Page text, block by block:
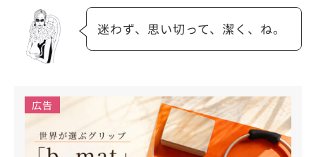
迷わず、思い切って、潔く、ね。
広告